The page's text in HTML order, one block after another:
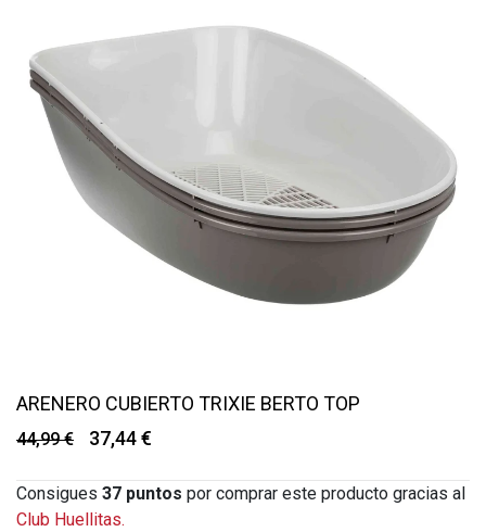
ARENERO CUBIERTO TRIXIE BERTO TOP
44,99 € 37,44 €
Consigues 37 puntos por comprar este producto gracias al
Club Huellitas.